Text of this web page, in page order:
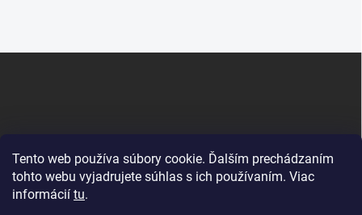
Tento web používa súbory cookie. Ďalším prechádzaním
tohto webu vyjadrujete súhlas s ich používaním. Viac
informácií tu.